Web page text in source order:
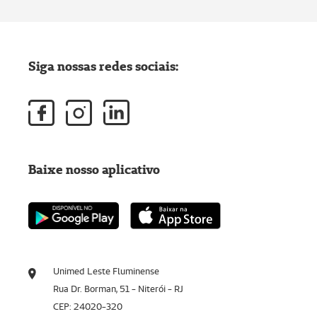
Unimed Leste Fluminense
Rua Dr. Borman, 51 - Niterói - RJ
CEP: 24020-320
Siga nossas redes sociais:
Baixe nosso aplicativo